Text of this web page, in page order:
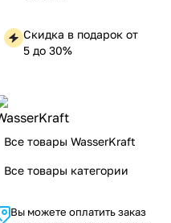
Скидка в подарок от
5 до 30%
Все товары WasserKraft
Все товары категории
Вы можете оплатить заказ